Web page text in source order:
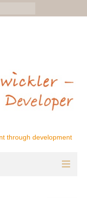
through development